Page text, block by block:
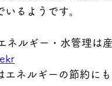
るようです。
ルギー・水管理は産
エネルギーの節約に